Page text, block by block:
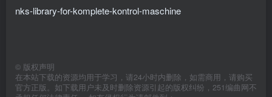
nks-library-for-komplete-kontrol-maschine
© 版权声明
在本站下载的资源均用于学习，请24小时内删除，如需商用，请购买
官方正版。如下载用户未及时删除资源引起的版权纠纷，251编曲网不